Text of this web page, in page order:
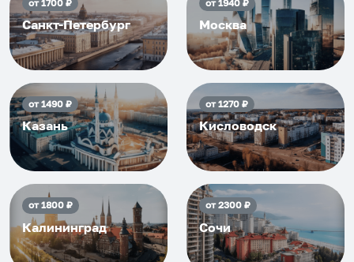
от1700₽
Санкт-Петербург
от1940₽
Москва
от1490₽
Казань
от1270₽
Кисловодск
от1800₽
Калининград
от2300₽
Сочи